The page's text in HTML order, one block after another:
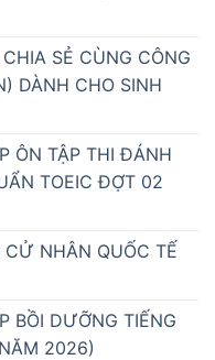
SẺ CÙNG CÔNG
DÀNH CHO SINH
ÔN TẬP THI ĐÁNH
TOEIC ĐỢT 02
NHÂN QUỐC TẾ
BỒI DƯỠNG TIẾNG
2026)